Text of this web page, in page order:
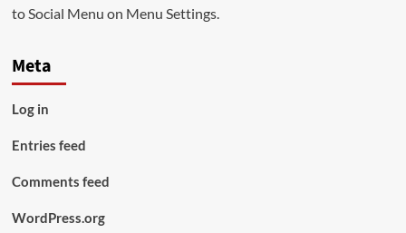
to Social Menu on Menu Settings.
Meta
Log in
Entries feed
Comments feed
WordPress.org